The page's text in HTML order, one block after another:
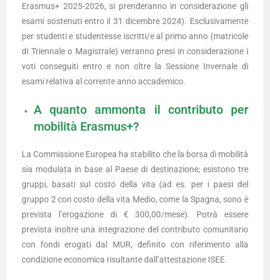
Erasmus+ 2025-2026, si prenderanno in considerazione gli
esami sostenuti entro il 31 dicembre 2024). Esclusivamente
per studenti e studentesse iscritti/e al primo anno (matricole
di Triennale o Magistrale) verranno presi in considerazione i
voti conseguiti entro e non oltre la Sessione Invernale di
esami relativa al corrente anno accademico.
A quanto ammonta il contributo per
mobilità Erasmus+?
La Commissione Europea ha stabilito che la borsa di mobilità
sia modulata in base al Paese di destinazione; esistono tre
gruppi, basati sul costo della vita (ad es. per i paesi del
gruppo 2 con costo della vita Medio, come la Spagna, sono è
prevista l’erogazione di € 300,00/mese). Potrà essere
prevista inoltre una integrazione del contributo comunitario
con fondi erogati dal MUR, definito con riferimento alla
condizione economica risultante dall’attestazione ISEE.